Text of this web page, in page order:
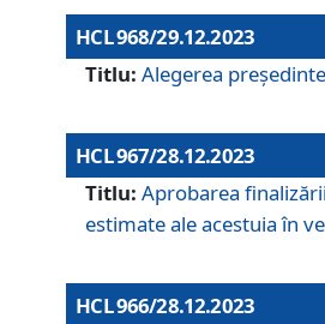
HCL 968/29.12.2023
Titlu: Alegerea
HCL 967/28.12.2023
Titlu: Aprobarea
estimate ale acestuia în
HCL 966/28.12.2023